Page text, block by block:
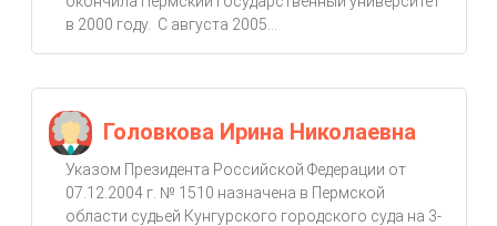
в 2000 году. С августа 2005...
Головкова Ирина Николаевна
Указом Президента Российской Федерации от
07.12.2004 г. № 1510 назначена в Пермской
области судьей Кунгурского городского суда на 3-